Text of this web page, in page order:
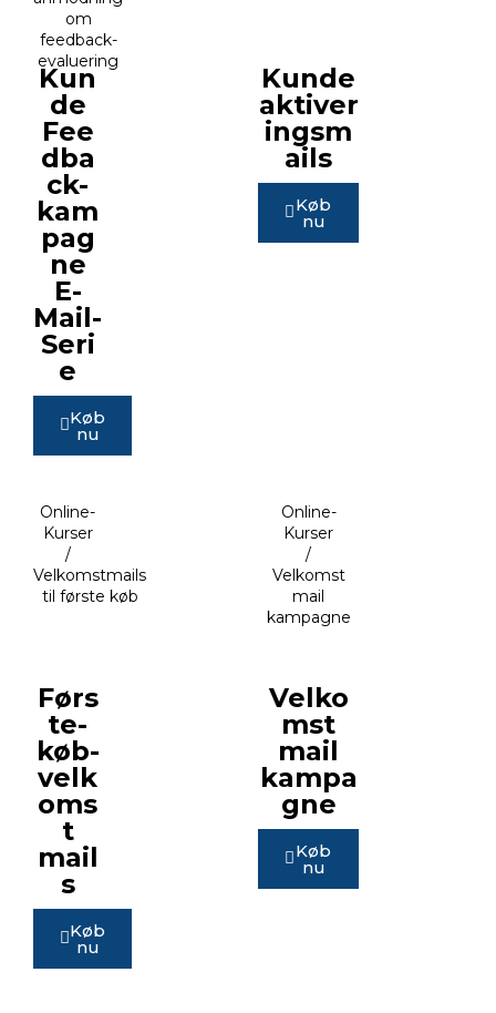
om
feedback-
evaluering
Kun
de
Fee
dba
ck-
kam
pag
ne
E-
Mail-
Seri
e
Køb
nu
Kunde
aktiver
ingsm
ails
Køb
nu
Online-
Kurser
/
Velkomstmails
til første køb
Førs
te-
køb-
velk
oms
t
mail
s
Køb
nu
Online-
Kurser
/
Velkomst
mail
kampagne
Velko
mst
mail
kampa
gne
Køb
nu